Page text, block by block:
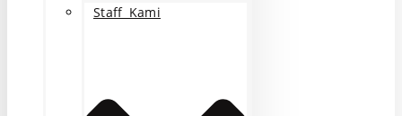
Staff Kami